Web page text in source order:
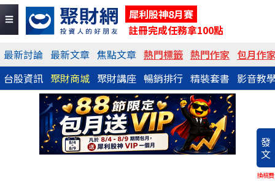
犀利股神8月賽
註冊完成任務拿100點
最新討論 最新文章 焦點文章 熱門標籤 熱門作家 包月作
台股資訊 聚財商城 聚財講座 暢銷排行 精裝套書 影音教
發
文
換稿費